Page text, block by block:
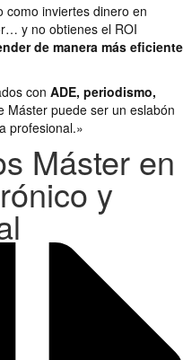
como inviertes dinero en
y no obtienes el ROI
de manera más eficiente
con ADE, periodismo,
Máster puede ser un eslabón
profesional.»
Máster en
y